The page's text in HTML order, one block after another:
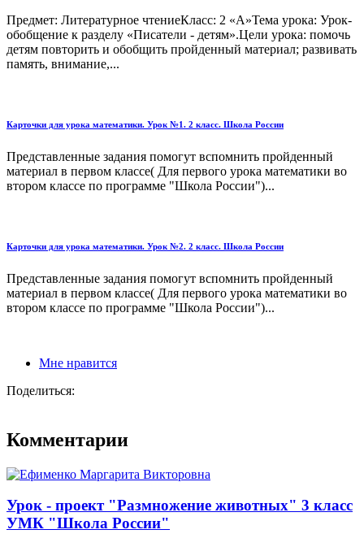
Предмет: Литературное чтениеКласс: 2 «А»Тема урока: Урок-
обобщение к разделу «Писатели - детям».Цели урока: помочь
детям повторить и обобщить пройденный материал; развивать
память, внимание,...
Карточки для урока математики. Урок №1. 2 класс. Школа России
Представленные задания помогут вспомнить пройденный
материал в первом классе( Для первого урока математики во
втором классе по программе "Школа России")...
Карточки для урока математики. Урок №2. 2 класс. Школа России
Представленные задания помогут вспомнить пройденный
материал в первом классе( Для первого урока математики во
втором классе по программе "Школа России")...
Мне нравится
Поделиться:
Комментарии
Урок - проект "Размножение животных" 3 класс
УМК "Школа России"